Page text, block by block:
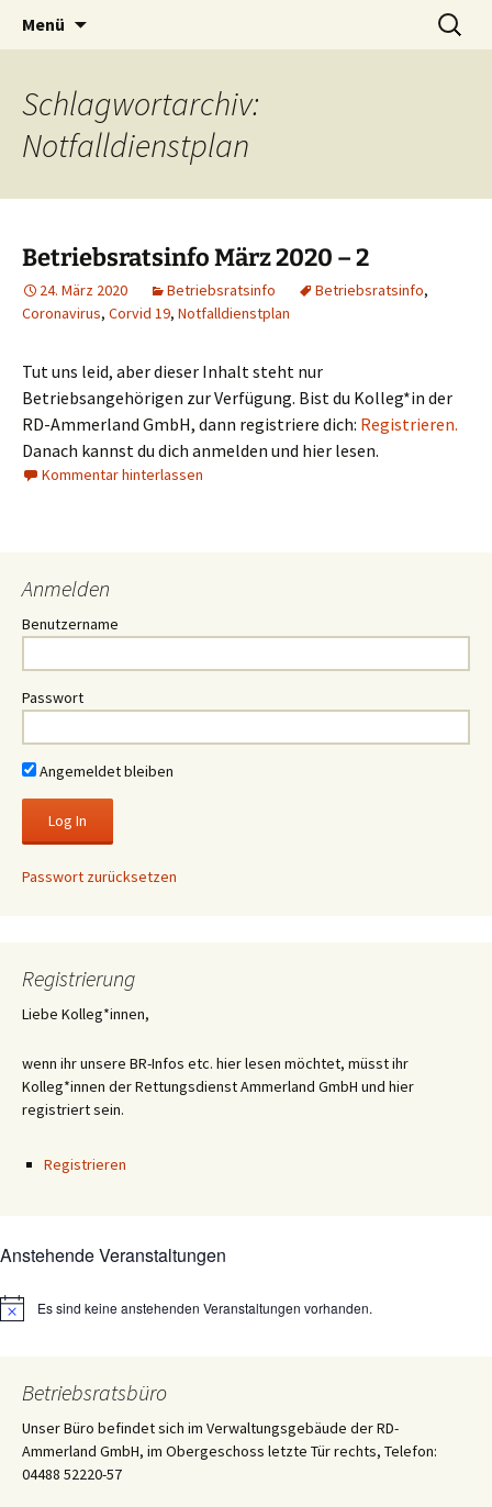
Menü
Suchen
nach:
Schlagwortarchiv:
Notfalldienstplan
Betriebsratsinfo März 2020 – 2
24. März 2020 Betriebsratsinfo Betriebsratsinfo,
Coronavirus, Corvid 19, Notfalldienstplan
Tut uns leid, aber dieser Inhalt steht nur
Betriebsangehörigen zur Verfügung. Bist du Kolleg*in der
RD-Ammerland GmbH, dann registriere dich: Registrieren.
Danach kannst du dich anmelden und hier lesen.
Kommentar hinterlassen
Anmelden
Benutzername
Passwort
Angemeldet bleiben
Passwort zurücksetzen
Registrierung
Liebe Kolleg*innen,
wenn ihr unsere BR-Infos etc. hier lesen möchtet, müsst ihr
Kolleg*innen der Rettungsdienst Ammerland GmbH und hier
registriert sein.
Registrieren
Anstehende Veranstaltungen
HinweisEs sind keine anstehenden Veranstaltungen vorhanden.
Betriebsratsbüro
Unser Büro befindet sich im Verwaltungsgebäude der RD-
Ammerland GmbH, im Obergeschoss letzte Tür rechts, Telefon:
04488 52220-57